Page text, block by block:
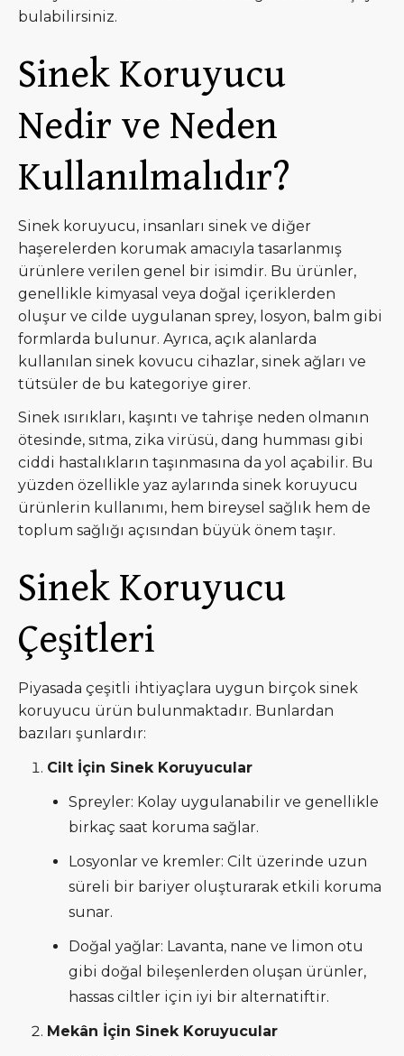
bulabilirsiniz.
Sinek Koruyucu
Nedir ve Neden
Kullanılmalıdır?
Sinek koruyucu, insanları sinek ve diğer
haşerelerden korumak amacıyla tasarlanmış
ürünlere verilen genel bir isimdir. Bu ürünler,
genellikle kimyasal veya doğal içeriklerden
oluşur ve cilde uygulanan sprey, losyon, balm gibi
formlarda bulunur. Ayrıca, açık alanlarda
kullanılan sinek kovucu cihazlar, sinek ağları ve
tütsüler de bu kategoriye girer.
Sinek ısırıkları, kaşıntı ve tahrişe neden olmanın
ötesinde, sıtma, zika virüsü, dang humması gibi
ciddi hastalıkların taşınmasına da yol açabilir. Bu
yüzden özellikle yaz aylarında sinek koruyucu
ürünlerin kullanımı, hem bireysel sağlık hem de
toplum sağlığı açısından büyük önem taşır.
Sinek Koruyucu
Çeşitleri
Piyasada çeşitli ihtiyaçlara uygun birçok sinek
koruyucu ürün bulunmaktadır. Bunlardan
bazıları şunlardır:
Cilt İçin Sinek Koruyucular
Spreyler: Kolay uygulanabilir ve genellikle
birkaç saat koruma sağlar.
Losyonlar ve kremler: Cilt üzerinde uzun
süreli bir bariyer oluşturarak etkili koruma
sunar.
Doğal yağlar: Lavanta, nane ve limon otu
gibi doğal bileşenlerden oluşan ürünler,
hassas ciltler için iyi bir alternatiftir.
Mekân İçin Sinek Koruyucular